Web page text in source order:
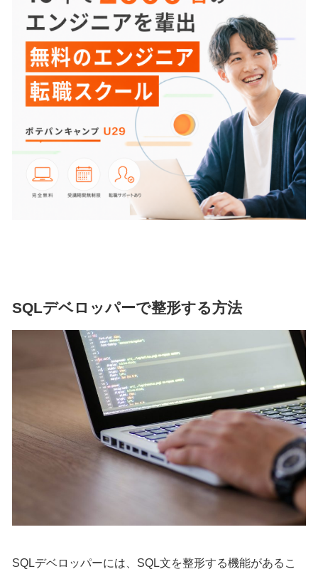
SQLデベロッパーで整形する方法
SQLデベロッパーには、SQL文を整形する機能があるこ